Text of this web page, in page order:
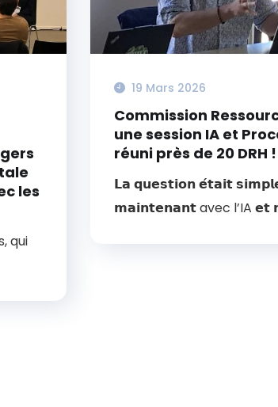
les
qui
19 Mars 2026
Commission
une session IA et
réuni près de 20 DRH !
𝗟𝗮 𝗾𝘂𝗲𝘀𝘁𝗶𝗼𝗻 𝗲́𝘁𝗮𝗶𝘁
𝗺𝗮𝗶𝗻𝘁𝗲𝗻𝗮𝗻𝘁 avec l’IA 𝗲𝘁